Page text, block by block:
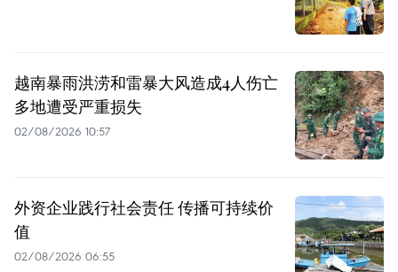
越南暴雨洪涝和雷暴大风造成4人伤亡
多地遭受严重损失
02/08/2026 10:57
外资企业践行社会责任 传播可持续价
值
02/08/2026 06:55